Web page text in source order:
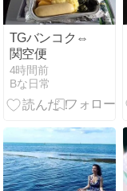
TGバンコク⇔
関空便
4時間前
Bな日常